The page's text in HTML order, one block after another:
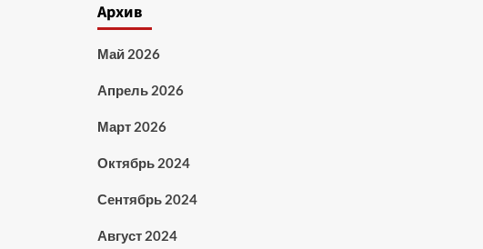
Архив
Май 2026
Апрель 2026
Март 2026
Октябрь 2024
Сентябрь 2024
Август 2024